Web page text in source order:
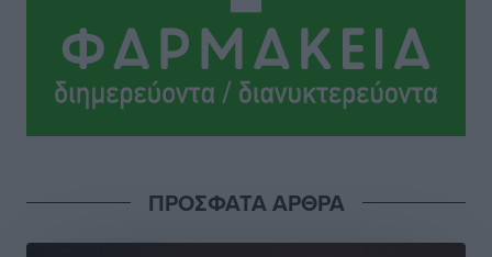
πριν 9 ώρες
Το νέο Ειδικό Χωροταξικό για τον Τουρισμό
ξανασχεδιάζει τον επενδυτικό χάρτη της Ρόδου
Υγείας πρέπει να φτάνει σε κάθε γωνιά – Ενισχύουμε
ΠΡΟΣΦΑΤΑ ΑΡΘΡΑ